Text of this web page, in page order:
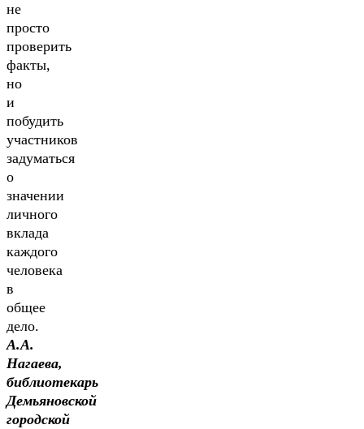
не
просто
проверить
факты,
но
и
побудить
участников
задуматься
о
значении
личного
вклада
каждого
человека
в
общее
дело.
А.А.
Нагаева,
библиотекарь
Демьяновской
городской